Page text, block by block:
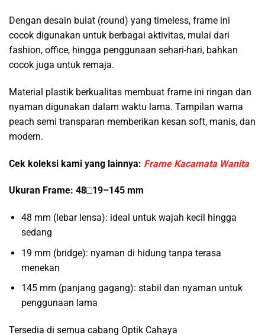
Dengan desain bulat (round) yang timeless, frame ini
cocok digunakan untuk berbagai aktivitas, mulai dari
fashion, office, hingga penggunaan sehari-hari, bahkan
cocok juga untuk remaja.
Material plastik berkualitas membuat frame ini ringan dan
nyaman digunakan dalam waktu lama. Tampilan warna
peach semi transparan memberikan kesan soft, manis, dan
modern.
Cek koleksi kami yang lainnya: Frame Kacamata Wanita
Ukuran Frame: 48□19–145 mm
48 mm (lebar lensa): ideal untuk wajah kecil hingga
sedang
19 mm (bridge): nyaman di hidung tanpa terasa
menekan
145 mm (panjang gagang): stabil dan nyaman untuk
penggunaan lama
Tersedia di semua cabang Optik Cahaya